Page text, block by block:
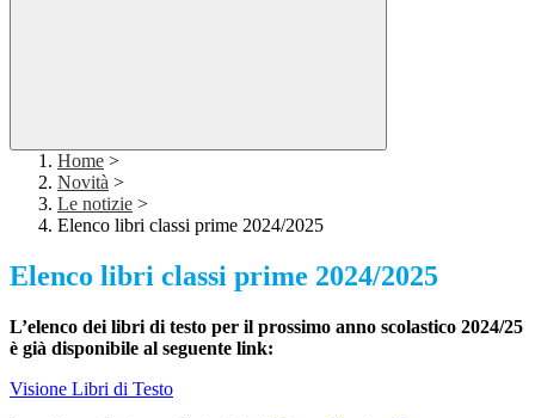
Home >
Novità >
Le notizie >
Elenco libri classi prime 2024/2025
Elenco libri classi prime 2024/2025
L’elenco dei libri di testo per il prossimo anno scolastico 2024/25
è già disponibile al seguente link:
Visione Libri di Testo